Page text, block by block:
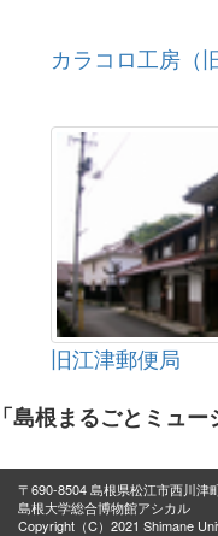
カラコロ工房（
旧江津郵便局
「島根まるごとミュ
〒690-8504 島根県松江市西川津
島根大学総合博物館アシカル
Copyright（C）2021 Shimane